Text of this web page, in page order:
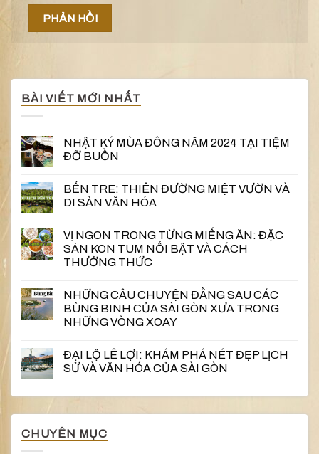
BÀI VIẾT MỚI NHẤT
NHẬT KÝ MÙA ĐÔNG NĂM 2024 TẠI TIỆM
ĐỠ BUỒN
BẾN TRE: THIÊN ĐƯỜNG MIỆT VƯỜN VÀ
DI SẢN VĂN HÓA
VỊ NGON TRONG TỪNG MIẾNG ĂN: ĐẶC
SẢN KON TUM NỔI BẬT VÀ CÁCH
THƯỞNG THỨC
NHỮNG CÂU CHUYỆN ĐẰNG SAU CÁC
BÙNG BINH CỦA SÀI GÒN XƯA TRONG
NHỮNG VÒNG XOAY
ĐẠI LỘ LÊ LỢI: KHÁM PHÁ NÉT ĐẸP LỊCH
SỬ VÀ VĂN HÓA CỦA SÀI GÒN
CHUYÊN MỤC